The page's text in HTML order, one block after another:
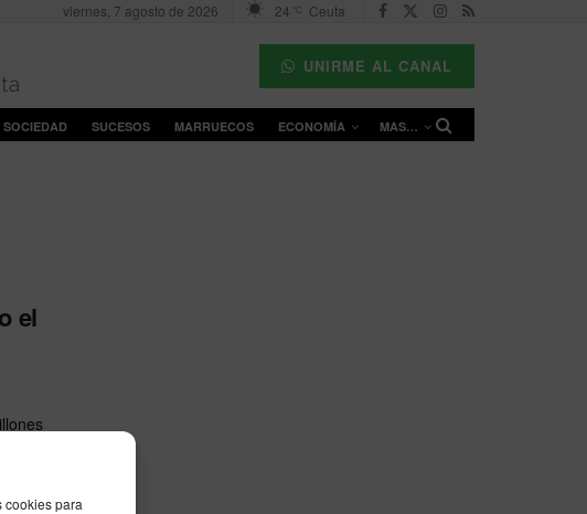
cookies para
viernes, 7 agosto de 2026 24 °C Ceuta
UNIRME AL CANAL
SOCIEDAD SUCESOS MARRUECOS ECONOMÍA MAS…
el